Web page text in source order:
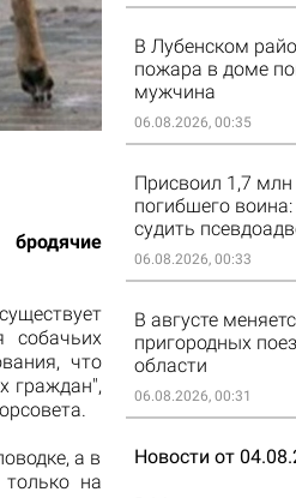
собачьих
что
граждан",
а в
на
В Лубенском
пожара в доме
мужчина
06.08.2026, 00:35
Присвоил 1,7
погибшего
судить
06.08.2026, 00:33
В августе
пригородных
области
06.08.2026, 00:31
Новости от